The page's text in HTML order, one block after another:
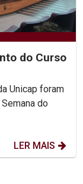
do Curso
Unicap foram
do
LER MAIS